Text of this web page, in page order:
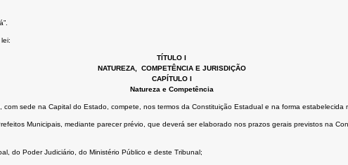
TÍTULO I
NATUREZA, COMPETÊNCIA E JURISDIÇÃO
CAPÍTULO I
Natureza e Competência
sede na Capital do Estado, compete, nos termos da Constituição Estadual e na forma estabelecida
Municipais, mediante parecer prévio, que deverá ser elaborado nos prazos gerais previstos na
do Poder Judiciário, do Ministério Público e deste Tribunal;